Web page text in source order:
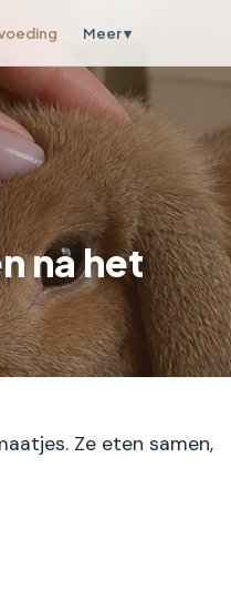
Meer ▾
na het
Ze eten samen,